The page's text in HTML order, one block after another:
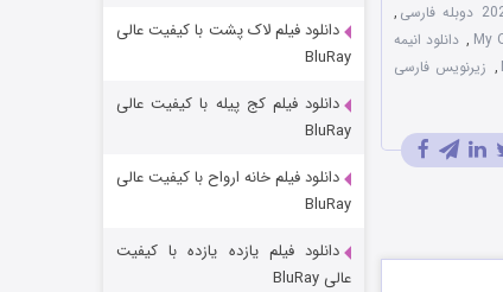
,
, دانلود انیمه
, زیرنویس فارسی
خاندان اژدها فصل ۳
دانلود فیلم لاک پشت با کیفیت عالی
BluRay
دانلود فیلم کج‌ پیله با کیفیت عالی
BluRay
دانلود فیلم خانه ارواح با کیفیت عالی
BluRay
دانلود فیلم یازده یازده با کیفیت
عالی BluRay